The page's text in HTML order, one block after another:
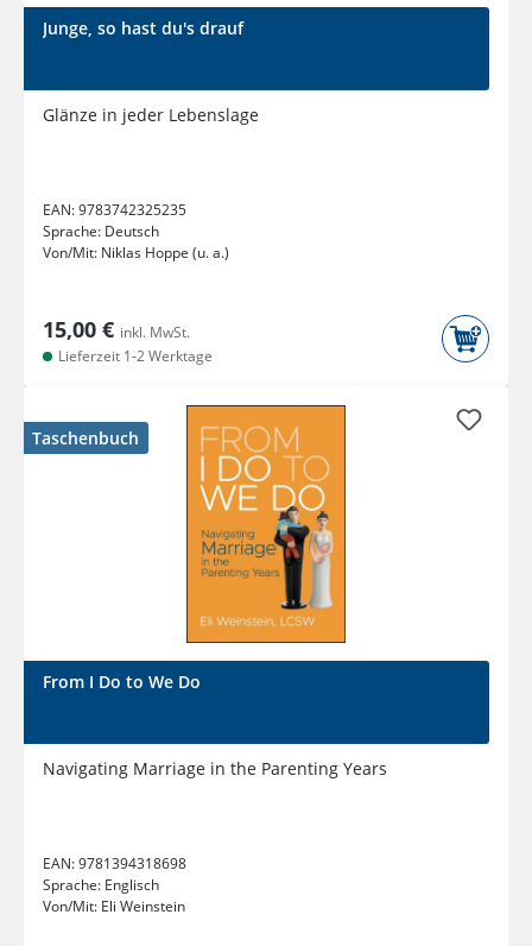
Junge, so hast du's drauf
Glänze in jeder Lebenslage
EAN:9783742325235
Sprache: Deutsch
Von/Mit: Niklas Hoppe (u. a.)
15,00 € inkl. MwSt.
Lieferzeit 1-2 Werktage
Taschenbuch
From I Do to We Do
Navigating Marriage in the Parenting Years
EAN:9781394318698
Sprache: Englisch
Von/Mit: Eli Weinstein